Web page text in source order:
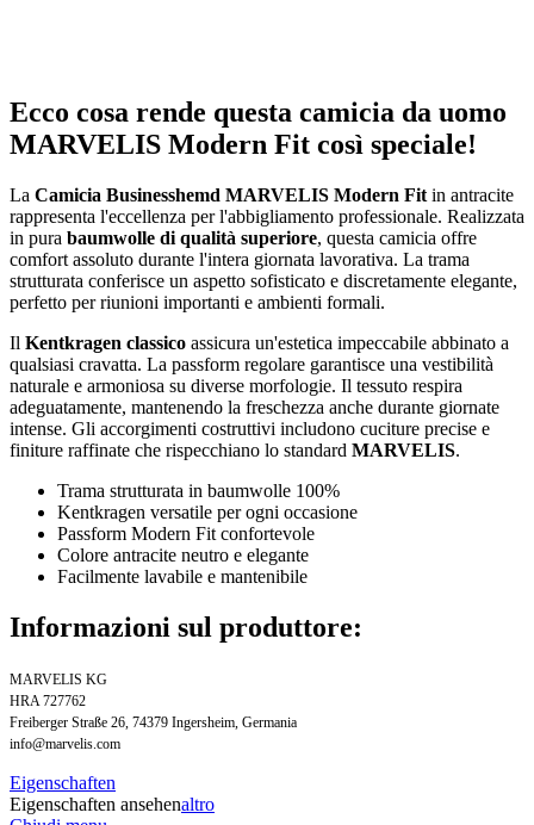
Ecco cosa rende questa camicia da uomo
MARVELIS Modern Fit così speciale!
La Camicia Businesshemd MARVELIS Modern Fit in antracite
rappresenta l'eccellenza per l'abbigliamento professionale. Realizzata
in pura baumwolle di qualità superiore, questa camicia offre
comfort assoluto durante l'intera giornata lavorativa. La trama
strutturata conferisce un aspetto sofisticato e discretamente elegante,
perfetto per riunioni importanti e ambienti formali.
Il Kentkragen classico assicura un'estetica impeccabile abbinato a
qualsiasi cravatta. La passform regolare garantisce una vestibilità
naturale e armoniosa su diverse morfologie. Il tessuto respira
adeguatamente, mantenendo la freschezza anche durante giornate
intense. Gli accorgimenti costruttivi includono cuciture precise e
finiture raffinate che rispecchiano lo standard MARVELIS.
Trama strutturata in baumwolle 100%
Kentkragen versatile per ogni occasione
Passform Modern Fit confortevole
Colore antracite neutro e elegante
Facilmente lavabile e mantenibile
Informazioni sul produttore:
MARVELIS KG
HRA 727762
Freiberger Straße 26, 74379 Ingersheim, Germania
info@marvelis.com
Eigenschaften
Eigenschaften ansehenaltro